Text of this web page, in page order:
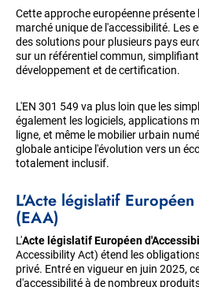
Cette approche européenne présente
marché unique de l'accessibilité. Les
des solutions pour plusieurs pays
sur un référentiel commun,
développement et de certification.
L'EN 301 549 va plus loin que les
également les logiciels, applications
ligne, et même le mobilier urbain
globale anticipe l'évolution vers un
totalement inclusif.
L'Acte législatif
(EAA)
L'Acte législatif Européen
Accessibility Act) étend les
privé. Entré en vigueur en juin 2025,
d'accessibilité à de nombreux